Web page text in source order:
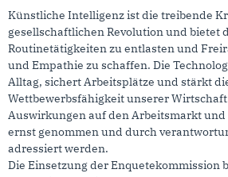
Künstliche Intelligenz ist die treibende
gesellschaftlichen Revolution und bietet
Routinetätigkeiten zu entlasten und
und Empathie zu schaffen. Die
Alltag, sichert Arbeitsplätze und stärkt
Wettbewerbsfähigkeit unserer
Auswirkungen auf den Arbeitsmarkt
ernst genommen und durch
adressiert werden.
Die Einsetzung der Enquetekommission